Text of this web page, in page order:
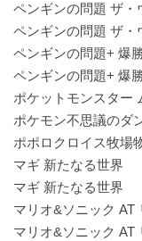
ペンギンの問題 ザ・
ペンギンの問題 ザ・
ペンギンの問題+ 爆
ペンギンの問題+ 爆
ポケットモンスター
ポケモン不思議のダ
ポポロクロイス牧場
マギ 新たなる世界
マギ 新たなる世界
マリオ&ソニック AT
マリオ&ソニック AT